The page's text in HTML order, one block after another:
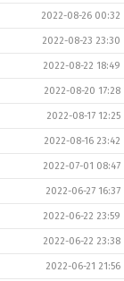
2022-08-26 00:32
2022-08-23 23:30
2022-08-22 18:49
2022-08-20 17:28
2022-08-17 12:25
2022-08-16 23:42
2022-07-01 08:47
2022-06-27 16:37
2022-06-22 23:59
2022-06-22 23:38
2022-06-21 21:56